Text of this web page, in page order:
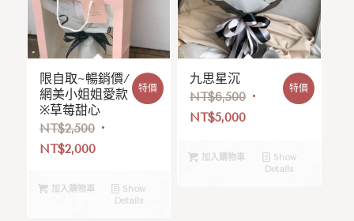
限自取~暢銷價/
網美小姐姐愛款
※草莓甜心
NT$2,500
NT$2,000
特價
加入購物車
Show
Details
九思星沉
NT$6,500
NT$5,000
特價
加入購物車
Show
Details